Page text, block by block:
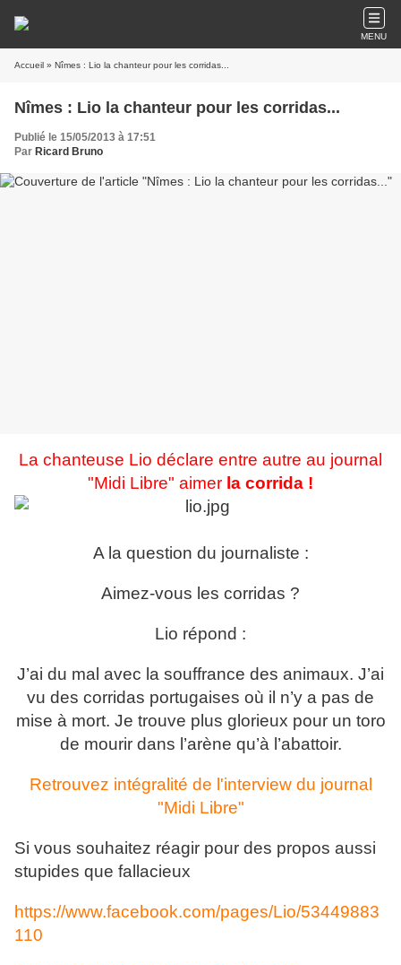
MENU
Accueil » Nîmes : Lio la chanteur pour les corridas...
Nîmes : Lio la chanteur pour les corridas...
Publié le 15/05/2013 à 17:51
Par Ricard Bruno
La chanteuse Lio déclare entre autre au journal
"Midi Libre" aimer la corrida !
A la question du journaliste :
Aimez-vous les corridas ?
Lio répond :
J’ai du mal avec la souffrance des animaux. J’ai
vu des corridas portugaises où il n’y a pas de
mise à mort. Je trouve plus glorieux pour un toro
de mourir dans l’arène qu’à l’abattoir.
Retrouvez intégralité de l'interview du journal
"Midi Libre"
Si vous souhaitez réagir pour des propos aussi
stupides que fallacieux
https://www.facebook.com/pages/Lio/53449883
110